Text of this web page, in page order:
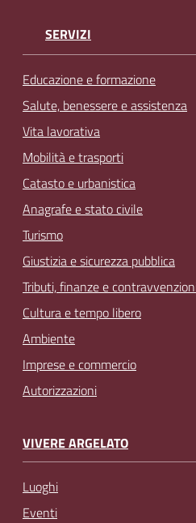
SERVIZI
Educazione e formazione
Salute, benessere e assistenza
Vita lavorativa
Mobilità e trasporti
Catasto e urbanistica
Anagrafe e stato civile
Turismo
Giustizia e sicurezza pubblica
Tributi, finanze e
Cultura e tempo libero
Ambiente
Imprese e commercio
Autorizzazioni
VIVERE ARGELATO
Luoghi
Eventi